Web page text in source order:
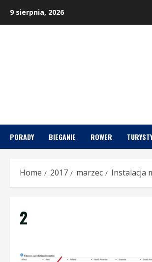
9 sierpnia, 2026
PORADY BIEGANIE ROWER
Home 2017 marzec Instalacja
2